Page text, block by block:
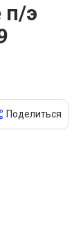
э
Поделиться